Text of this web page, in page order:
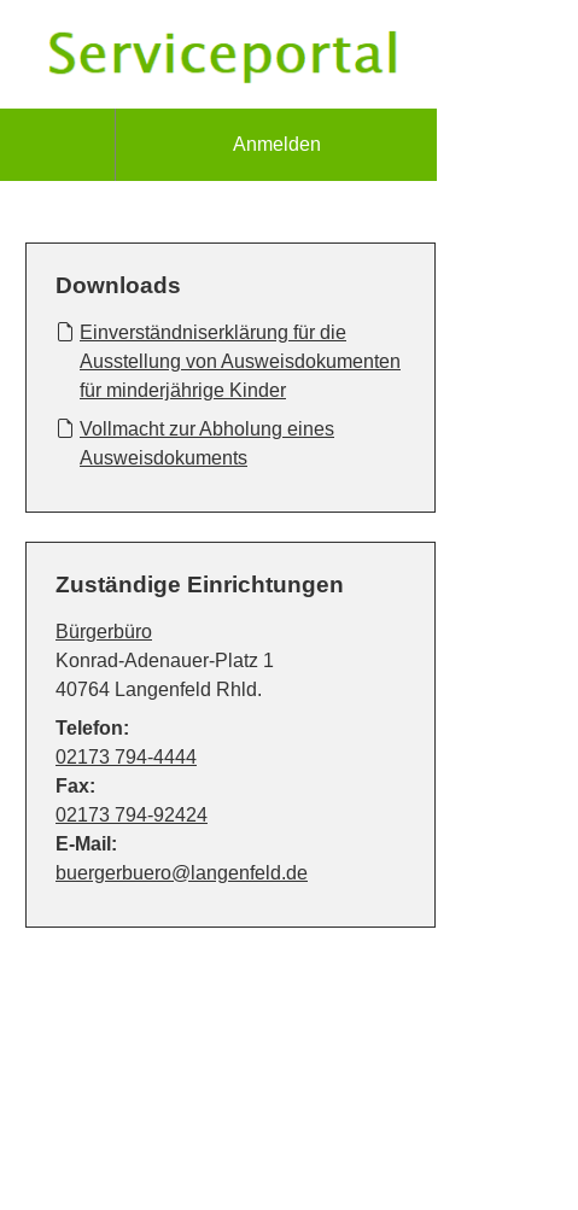
Anmelden
Downloads
Einverständniserklärung für die
Ausstellung von Ausweisdokumenten
für minderjährige Kinder
Vollmacht zur Abholung eines
Ausweisdokuments
Zuständige Einrichtungen
Bürgerbüro
Straße:
Konrad-Adenauer-Platz Hausnummer:
1
PLZ:
40764 Ort:
Langenfeld Rhld.
Telefon:
02173 794-4444
Fax:
02173 794-92424
E-Mail:
buergerbuero@langenfeld.de